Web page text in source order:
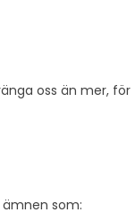
oss än mer, för
som: